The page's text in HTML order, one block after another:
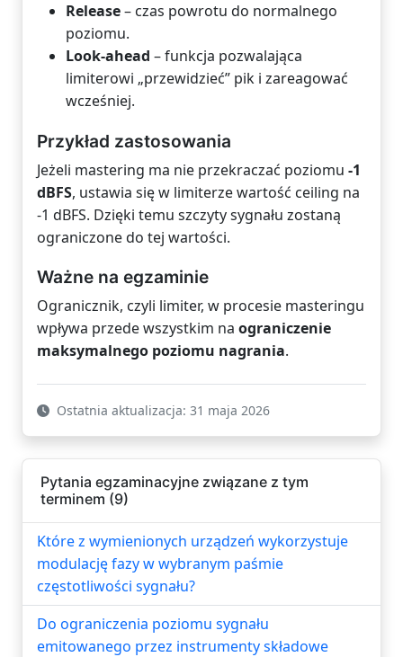
Release– czas powrotu do normalnego
poziomu.
Look-ahead – funkcja pozwalająca
limiterowi „przewidzieć” pik i zareagować
wcześniej.
Przykład zastosowania
Jeżeli mastering ma nie przekraczać poziomu -1
dBFS, ustawia się w limiterze wartość ceiling na
-1 dBFS. Dzięki temu szczyty sygnału zostaną
ograniczone do tej wartości.
Ważne na egzaminie
Ogranicznik, czyli limiter, w procesie masteringu
wpływa przede wszystkim na ograniczenie
maksymalnego poziomu nagrania.
Ostatnia aktualizacja: 31 maja 2026
Pytania egzaminacyjne związane z tym
terminem (9)
Które z wymienionych urządzeń wykorzystuje
modulację fazy w wybranym paśmie
częstotliwości sygnału?
Do ograniczenia poziomu sygnału
emitowanego przez instrumenty składowe